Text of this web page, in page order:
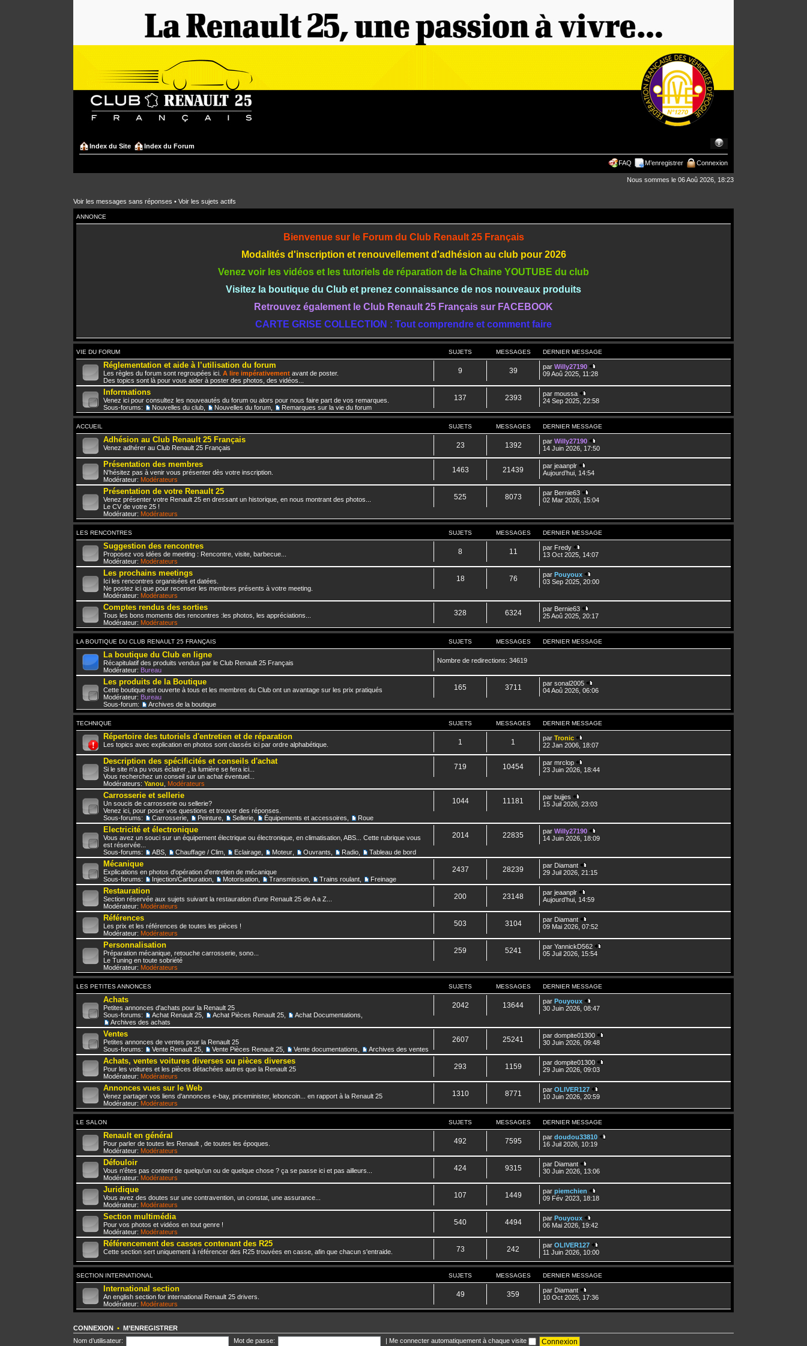
Index du Site Index du Forum
FAQ M’enregistrer Connexion
Nous sommes le 06 Aoû 2026, 18:23
Voir les messages sans réponses • Voir les sujets actifs
ANNONCE
Bienvenue sur le Forum du Club Renault 25 Français
Modalités d'inscription et renouvellement d'adhésion au club pour 2026
Venez voir les vidéos et les tutoriels de réparation de la Chaine YOUTUBE du club
Visitez la boutique du Club et prenez connaissance de nos nouveaux produits
Retrouvez également le Club Renault 25 Français sur FACEBOOK
CARTE GRISE COLLECTION : Tout comprendre et comment faire
VIE DU FORUM SUJETS MESSAGES DERNIER MESSAGE
Réglementation et aide à l’utilisation du forum
Les règles du forum sont regroupées ici. A lire impérativement avant de poster.
Des topics sont là pour vous aider à poster des photos, des vidéos...
9 39 parWilly27190
09 Aoû 2025, 11:28
Informations
Venez ici pour consultez les nouveautés du forum ou alors pour nous faire part de vos remarques.
Sous-forums:
Nouvelles du club Nouvelles du forum Remarques sur la vie du forum
137 2393 parmoussa
24 Sep 2025, 22:58
ACCUEIL SUJETS MESSAGES DERNIER MESSAGE
Adhésion au Club Renault 25 Français
Venez adhérer au Club Renault 25 Français 23 1392 parWilly27190
14 Juin 2026, 17:50
Présentation des membres
N'hésitez pas à venir vous présenter dès votre inscription.
Modérateur: Modérateurs
1463 21439 parjeaanplr
Aujourd’hui, 14:54
Présentation de votre Renault 25
Venez présenter votre Renault 25 en dressant un historique, en nous montrant des photos...
Le CV de votre 25 !
Modérateur: Modérateurs
525 8073 par Bernie63
02 Mar 2026, 15:04
LES RENCONTRES SUJETS MESSAGES DERNIER MESSAGE
Suggestion des rencontres
Proposez vos idées de meeting : Rencontre, visite, barbecue...
Modérateur: Modérateurs
8 11 par Fredy
13 Oct 2025, 14:07
Les prochains meetings
Ici les rencontres organisées et datées.
Ne postez ici que pour recenser les membres présents à votre meeting.
Modérateur: Modérateurs
18 76 parPouyoux
03 Sep 2025, 20:00
Comptes rendus des sorties
Tous les bons moments des rencontres :les photos, les appréciations...
Modérateur: Modérateurs
328 6324 par Bernie63
25 Aoû 2025, 20:17
LA BOUTIQUE DU CLUB RENAULT 25 FRANÇAIS SUJETS MESSAGES DERNIER MESSAGE
La boutique du Club en ligne
Récapitulatif des produits vendus par le Club Renault 25 Français
Modérateur: Bureau
Nombre de redirections: 34619
Les produits de la Boutique
Cette boutique est ouverte à tous et les membres du Club ont un avantage sur les prix pratiqués
Modérateur: Bureau
Sous-forum:
Archives de la boutique
165 3711 parsonal2005
04 Aoû 2026, 06:06
TECHNIQUE SUJETS MESSAGES DERNIER MESSAGE
Répertoire des tutoriels d'entretien et de réparation
Les topics avec explication en photos sont classés ici par ordre alphabétique. 1 1 parTronic
22 Jan 2006, 18:07
Description des spécificités et conseils d'achat
Si le site n'a pu vous éclairer , la lumière se fera ici...
Vous recherchez un conseil sur un achat éventuel...
Modérateurs: Yanou Modérateurs
719 10454 parmrclop
23 Juin 2026, 18:44
Carrosserie et sellerie
Un soucis de carrosserie ou sellerie?
Venez ici, pour poser vos questions et trouver des réponses.
Sous-forums:
Carrosserie Peinture Sellerie Équipements et accessoires Roue
1044 11181 parbujjes
15 Juil 2026, 23:03
Electricité et électronique
Vous avez un souci sur un équipement électrique ou électronique, en climatisation, ABS... Cette rubrique vous
est réservée...
Sous-forums:
ABS Chauffage / Clim Eclairage Moteur Ouvrants Radio Tableau de bord
2014 22835 parWilly27190
14 Juin 2026, 18:09
Mécanique
Explications en photos d'opération d'entretien de mécanique
Sous-forums:
Injection/Carburation Motorisation Transmission Trains roulant Freinage
2437 28239 par Diamant
29 Juil 2026, 21:15
Restauration
Section réservée aux sujets suivant la restauration d'une Renault 25 de A a Z...
Modérateur: Modérateurs
200 23148 parjeaanplr
Aujourd’hui, 14:59
Références
Les prix et les références de toutes les pièces !
Modérateur: Modérateurs
503 3104 par Diamant
09 Mai 2026, 07:52
Personnalisation
Préparation mécanique, retouche carrosserie, sono...
Le Tuning en toute sobriété
Modérateur: Modérateurs
259 5241 parYannickD562
05 Juil 2026, 15:54
LES PETITES ANNONCES SUJETS MESSAGES DERNIER MESSAGE
Achats
Petites annonces d'achats pour la Renault 25
Sous-forums:
Achat Renault 25 Achat Pièces Renault 25 Achat Documentations
Archives des achats
2042 13644 parPouyoux
30 Juin 2026, 08:47
Ventes
Petites annonces de ventes pour la Renault 25
Sous-forums:
Vente Renault 25 Vente Pièces Renault 25 Vente documentations Archives des ventes
2607 25241 pardompite01300
30 Juin 2026, 09:48
Achats, ventes voitures diverses ou pièces diverses
Pour les voitures et les pièces détachées autres que la Renault 25
Modérateur: Modérateurs
293 1159 pardompite01300
29 Juin 2026, 09:03
Annonces vues sur le Web
Venez partager vos liens d'annonces e-bay, priceminister, leboncoin... en rapport à la Renault 25
Modérateur: Modérateurs
1310 8771 parOLIVER127
10 Juin 2026, 20:59
LE SALON SUJETS MESSAGES DERNIER MESSAGE
Renault en général
Pour parler de toutes les Renault , de toutes les époques.
Modérateur: Modérateurs
492 7595 pardoudou33810
16 Juil 2026, 10:19
Défouloir
Vous n'êtes pas content de quelqu'un ou de quelque chose ? ça se passe ici et pas ailleurs...
Modérateur: Modérateurs
424 9315 par Diamant
30 Juin 2026, 13:06
Juridique
Vous avez des doutes sur une contravention, un constat, une assurance...
Modérateur: Modérateurs
107 1449 parpiemchien
09 Fév 2023, 18:18
Section multimédia
Pour vos photos et vidéos en tout genre !
Modérateur: Modérateurs
540 4494 parPouyoux
06 Mai 2026, 19:42
Référencement des casses contenant des R25
Cette section sert uniquement à référencer des R25 trouvées en casse, afin que chacun s'entraide. 73 242 parOLIVER127
11 Juin 2026, 10:00
SECTION INTERNATIONAL SUJETS MESSAGES DERNIER MESSAGE
International section
An english section for international Renault 25 drivers.
Modérateur: Modérateurs
49 359 par Diamant
10 Oct 2025, 17:36
CONNEXION • M’ENREGISTRER
Nom d’utilisateur:
Mot de passe: Me connecter automatiquement à chaque visite